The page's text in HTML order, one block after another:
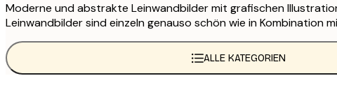
Moderne und abstrakte Leinwandbilder mit grafischen
Leinwandbilder sind einzeln genauso schön wie in Kombination
ALLE KATEGORIEN